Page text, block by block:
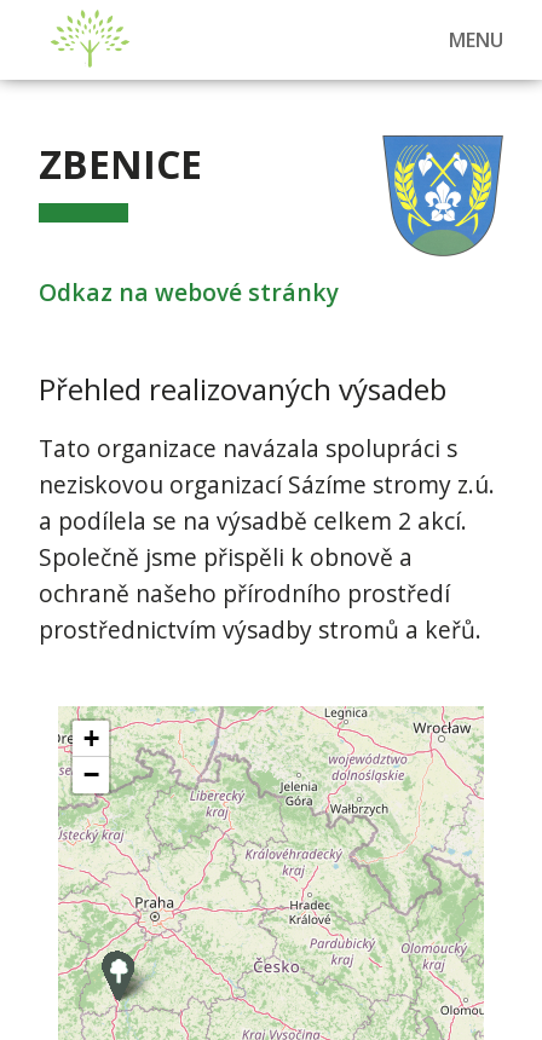
MENU
ZBENICE
Odkaz na webové stránky
Přehled realizovaných výsadeb
Tato organizace navázala spolupráci s
neziskovou organizací Sázíme stromy z.ú.
a podílela se na výsadbě celkem 2 akcí.
Společně jsme přispěli k obnově a
ochraně našeho přírodního prostředí
prostřednictvím výsadby stromů a keřů.
+
−